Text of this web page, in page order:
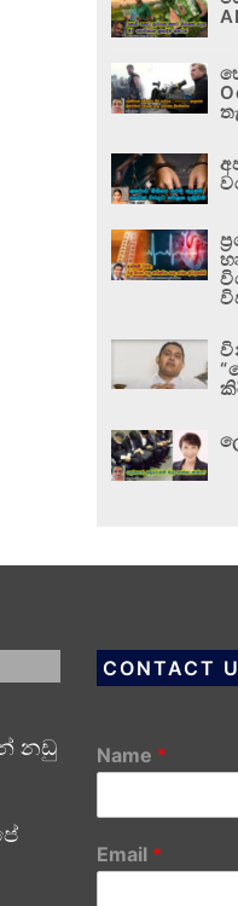
නඩු
CONTACT
Name *
Email *